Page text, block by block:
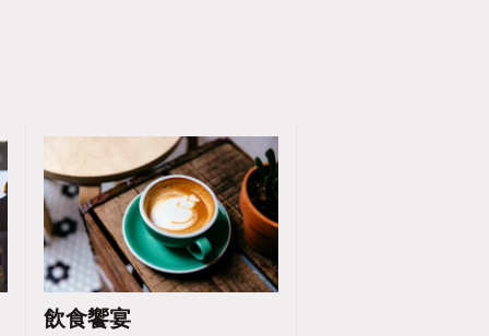
飲食饗宴